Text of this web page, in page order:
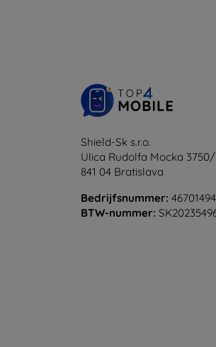
Shield-Sk s.r.o.
Ulica Rudolfa Mocka
841 04 Bratislava
Bedrijfsnummer: 46701494
BTW-nummer: